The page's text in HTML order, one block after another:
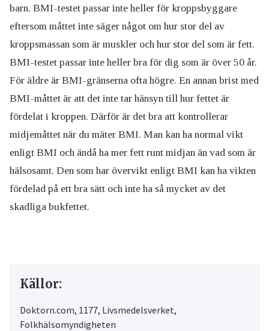
barn. BMI-testet passar inte heller för kroppsbyggare
eftersom måttet inte säger något om hur stor del av
kroppsmassan som är muskler och hur stor del som är fett.
BMI-testet passar inte heller bra för dig som är över 50 år.
För äldre är BMI-gränserna ofta högre. En annan brist med
BMI-måttet är att det inte tar hänsyn till hur fettet är
fördelat i kroppen. Därför är det bra att kontrollerar
midjemåttet när du mäter BMI. Man kan ha normal vikt
enligt BMI och ändå ha mer fett runt midjan än vad som är
hälsosamt. Den som har övervikt enligt BMI kan ha vikten
fördelad på ett bra sätt och inte ha så mycket av det
skadliga bukfettet.
Källor:
Doktorn.com, 1177, Livsmedelsverket,
Folkhälsomyndigheten